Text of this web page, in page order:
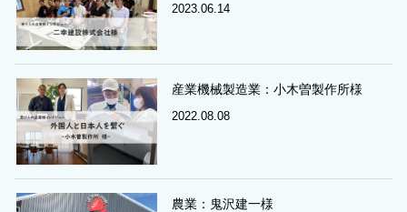
2023.06.14
産業機械製造業：小木曽製作所様
2022.08.08
農業：鬼沢建一様